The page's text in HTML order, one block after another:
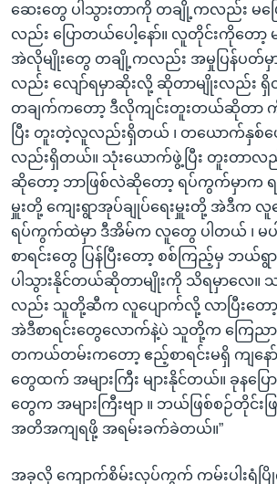
ဆေးတွေ ပါသွားတာကို တချို့ကလည်း မပ
လည်း ပြောတယ်ပေါ့နော်။ လူတိုင်းကိုတော့
အဲလိုမျိုးတွေ တချို့ကလည်း အမှုပြန်ပတ်
လည်း လျော်ရမှာဆိုးလို့ ဆိုတာမျိုးလည်း ရှိ
တချက်ကတော့ ဒီလိုကျင်းတူးတယ်ဆိုတာ
ပြီး တူးတဲ့လူလည်းရှိတယ် ၊ တယောက်နှ
လည်းရှိတယ်။ သုံးယောက်ဖွဲ့ပြီး တူးတာလ
ဆိုတော့ ဘာဖြစ်လဲဆိုတော့ ရပ်ကွက်မှာက
မှူးတို့ ကျေးရွာအုပ်ချုပ်ရေးမှူးတို့ အဲဒီက
ရပ်ကွက်ထဲမှာ ဒီအိမ်က လူတွေ ပါတယ် ၊ မ
စာရင်းတွေ ပြန်ပြီးတော့ စစ်ကြည့်မှ ဘ
ပါသွားနိုင်တယ်ဆိုတာမျိုးကို သိရမှာလေ။
လည်း သူတို့ဆီက လူပျောက်လို့ လာပြီးတေ
အဲဒီစာရင်းတွေလောက်နဲ့ပဲ သူတို့က ကြေည
တကယ်တမ်းကတော့ ဧည့်စာရင်းမရှိ ကျနော်
တွေထက် အများကြီး များနိုင်တယ်။ ခုန
တွေက အများကြီးဗျာ ။ ဘယ်ဖြစ်စဉ်တိုင်းဖ
အတိအကျရဖို့ အရမ်းခက်ခဲတယ်။”
အခုလို ကျောက်စိမ်းလုပ်ကွက် ကမ်းပါးရံပြို